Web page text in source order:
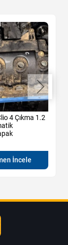
4 Çıkma 1.2
İncele